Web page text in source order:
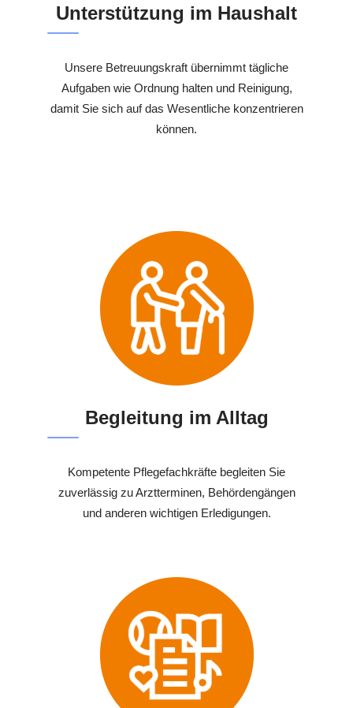
Unterstützung im Haushalt
Unsere Betreuungskraft übernimmt tägliche
Aufgaben wie Ordnung halten und Reinigung,
damit Sie sich auf das Wesentliche konzentrieren
können.
Begleitung im Alltag
Kompetente Pflegefachkräfte begleiten Sie
zuverlässig zu Arztterminen, Behördengängen
und anderen wichtigen Erledigungen.